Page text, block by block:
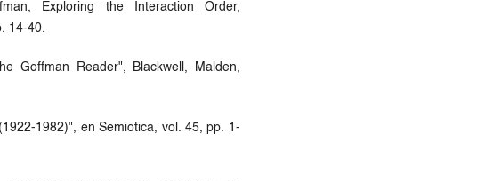
Exploring the Interaction Order,
14-40.
Goffman Reader", Blackwell, Malden,
1982)", en Semiotica, vol. 45, pp. 1-